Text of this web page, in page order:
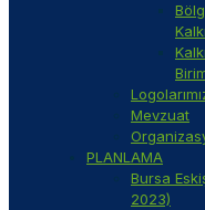
Mevzuat
PLANLAMA
Bursa
2023)